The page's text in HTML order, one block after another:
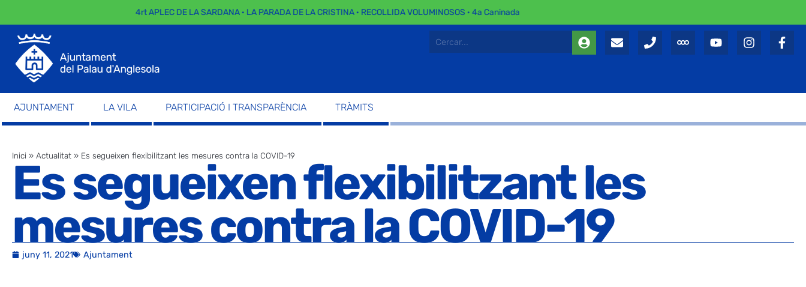
4rt APLEC DE LA SARDANA · LA PARADA DE LA CRISTINA · RECOLLIDA VOLUMINOSOS · 4a Caninada
AJUNTAMENT LA VILA PARTICIPACIÓ I TRANSPARÈNCIA TRÀMITS
Inici » Actualitat » Es segueixen flexibilitzant les mesures contra la COVID-19
Es segueixen flexibilitzant les
mesures contra la COVID-19
juny 11, 2021 Ajuntament